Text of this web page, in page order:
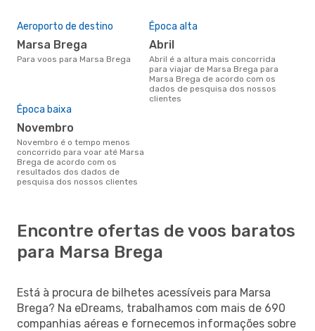
Aeroporto de destino
Marsa Brega
Para voos para Marsa Brega
Época alta
abril
abril é a altura mais concorrida
para viajar de Marsa Brega para
Marsa Brega de acordo com os
dados de pesquisa dos nossos
clientes
Época baixa
novembro
novembro é o tempo menos
concorrido para voar até Marsa
Brega de acordo com os
resultados dos dados de
pesquisa dos nossos clientes
Encontre ofertas de voos baratos
para Marsa Brega
Está à procura de bilhetes acessíveis para Marsa
Brega? Na eDreams, trabalhamos com mais de 690
companhias aéreas e fornecemos informações sobre